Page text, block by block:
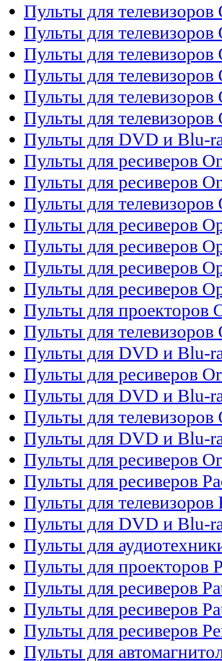
Пульты для телевизоров
Пульты для телевизоров
Пульты для телевизоров
Пульты для телевизоров
Пульты для телевизоров
Пульты для телевизоров
Пульты для DVD и Blu-
Пульты для ресиверов
Пульты для ресиверов
Пульты для телевизоров
Пульты для ресиверов
Пульты для ресиверов
Пульты для ресиверов
Пульты для ресиверов
Пульты для проекторов
Пульты для телевизоров
Пульты для DVD и Blu-
Пульты для ресиверов
Пульты для DVD и Blu-
Пульты для телевизоров
Пульты для DVD и Blu-
Пульты для ресиверов
Пульты для ресиверов
Пульты для телевизоров
Пульты для DVD и Blu-
Пульты для
Пульты для проекторов
Пульты для ресиверов
Пульты для ресиверов
Пульты для ресиверов
Пульты для